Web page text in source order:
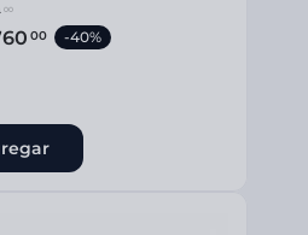
00
00 -40%